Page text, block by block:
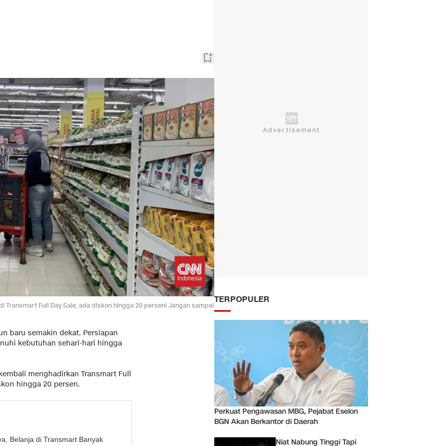
Full Day Sale, ada diskon hingga 20 persen! Jangan sampai
baru semakin dekat. Persiapan
kebutuhan sehari-hari hingga
menghadirkan Transmart Full
hingga 20 persen.
Belanja di Transmart Banyak
TERPOPULER
Perkuat Pengawasan MBG, Pejabat Eselon
BGN Akan Berkantor di Daerah
Niat Nabung Tinggi Tapi